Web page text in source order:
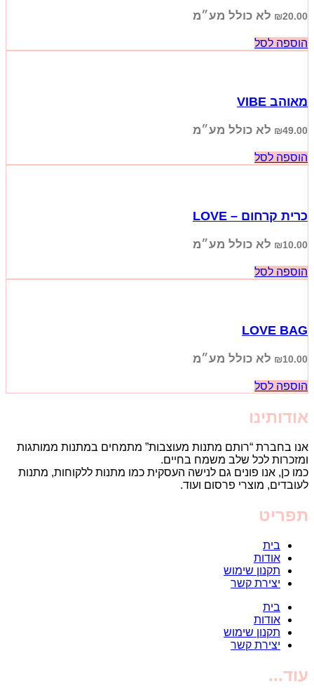
₪20.00 לא כולל מע״מ
הוספה לסל
מאוהב VIBE
₪49.00 לא כולל מע״מ
הוספה לסל
כרית קרחום – LOVE
₪10.00 לא כולל מע״מ
הוספה לסל
LOVE BAG
₪10.00 לא כולל מע״מ
הוספה לסל
אודותינו
אנו בחברת “רותם מתנות מעוצבות” מתמחים במתנות ממותגות
ומזכרות לכל שלב משמח בחיים.
כמו כן, אנו פונים גם לנישה העסקית כמו מתנות ללקוחות, מתנות
לעובדים, מוצרי פרסום ועוד.
תפריט
בית
אודות
תקנון שימוש
יצירת קשר
בית
אודות
תקנון שימוש
יצירת קשר
עוד...